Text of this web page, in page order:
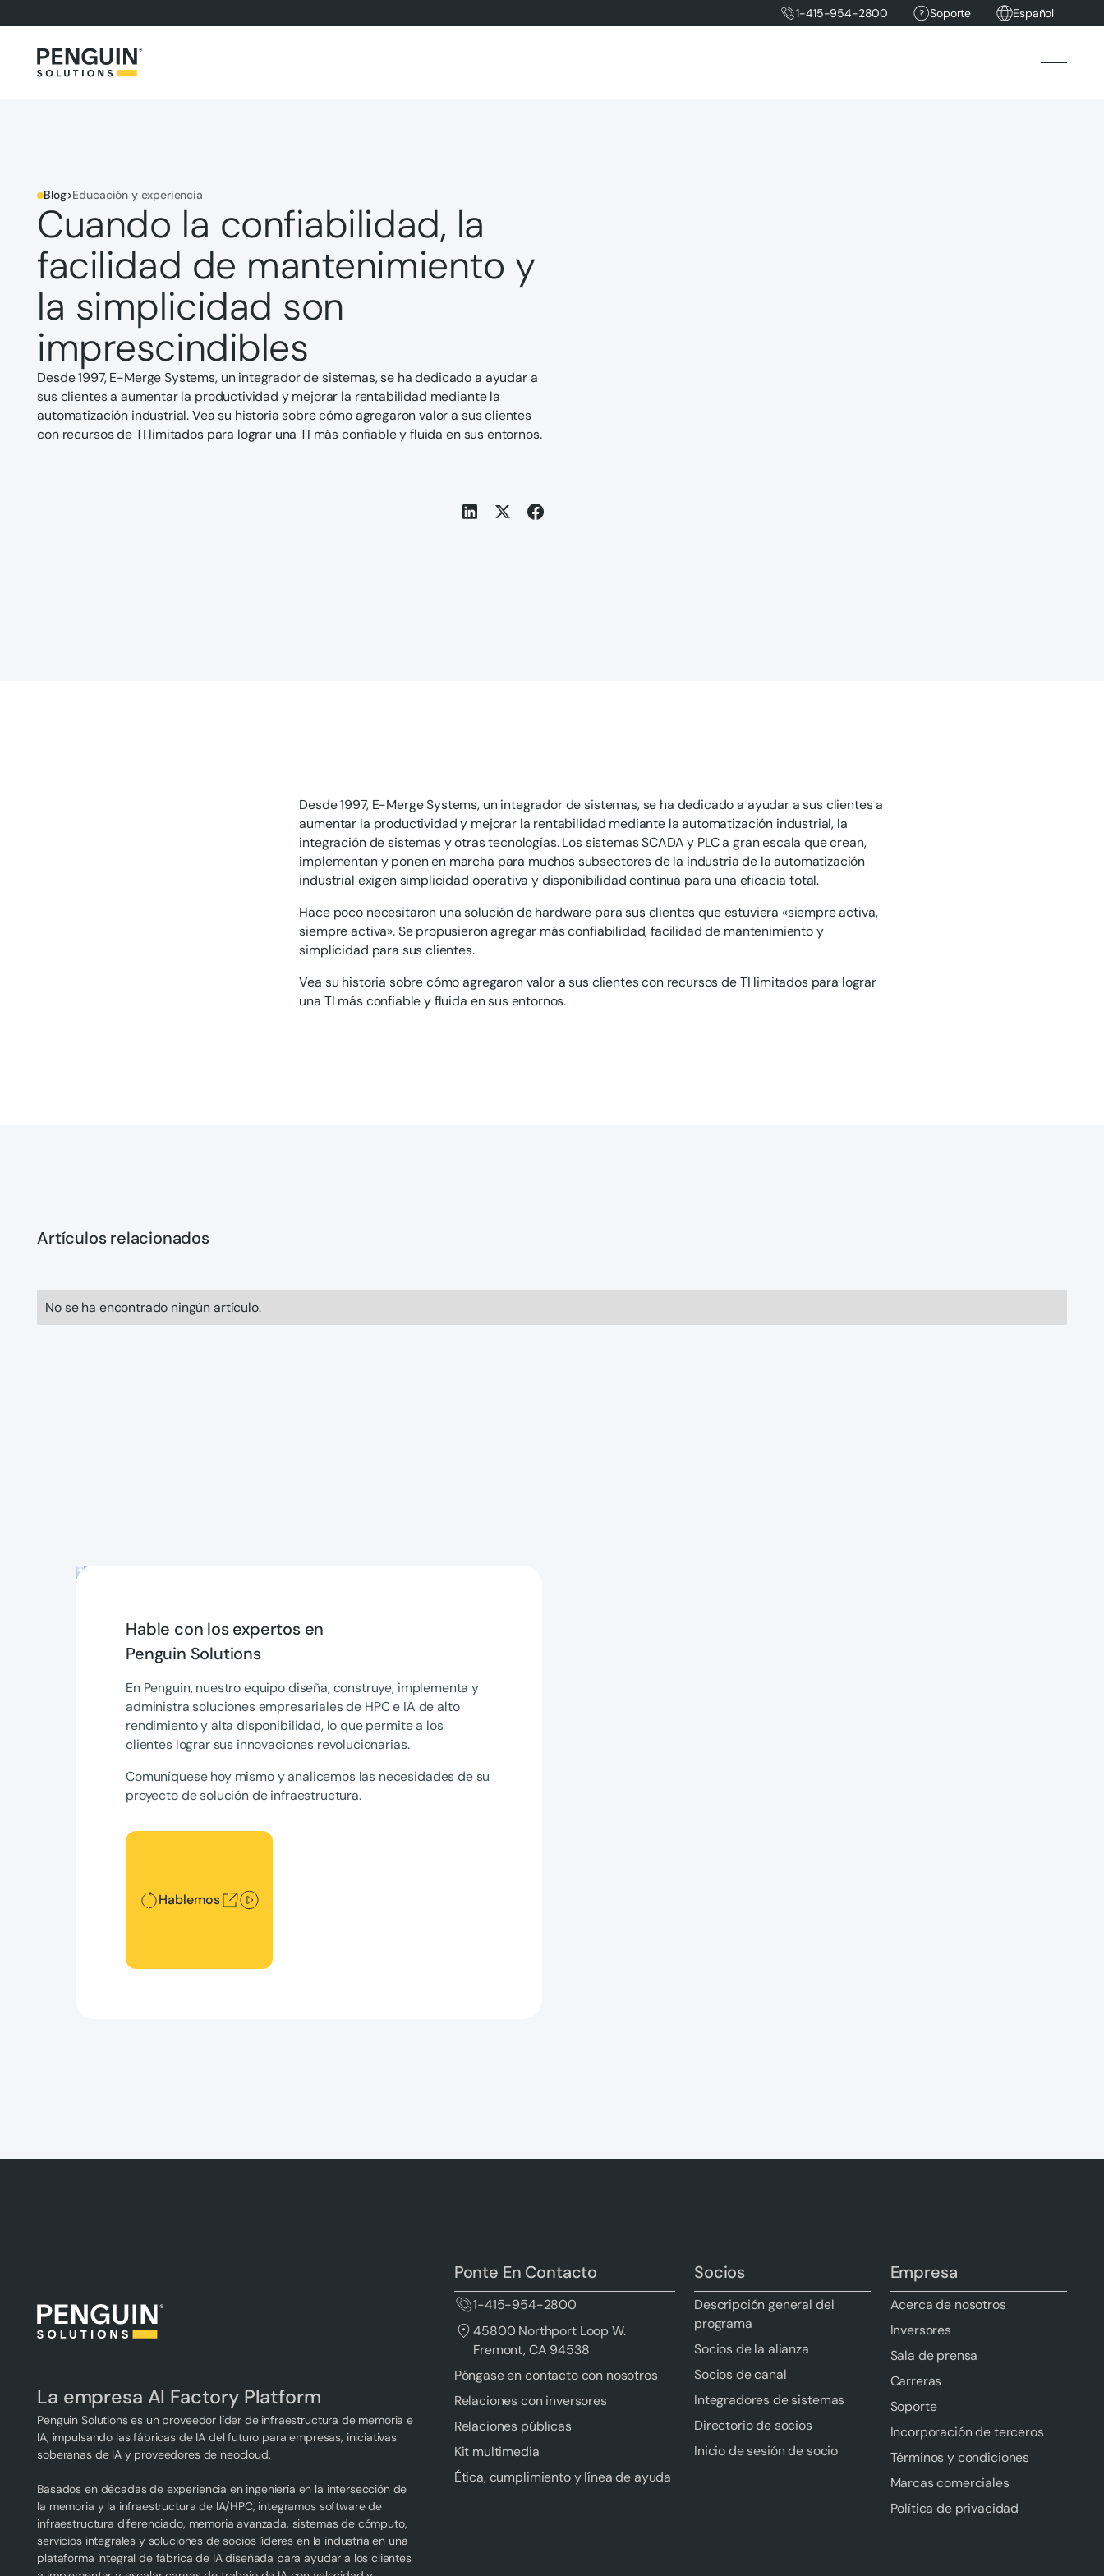
1-415-954-2800 Soporte Español
Blog>Educación y experiencia
Cuando la confiabilidad, la
facilidad de mantenimiento y
la simplicidad son
imprescindibles
Desde 1997, E-Merge Systems, un integrador de sistemas, se ha dedicado a ayudar a
sus clientes a aumentar la productividad y mejorar la rentabilidad mediante la
automatización industrial. Vea su historia sobre cómo agregaron valor a sus clientes
con recursos de TI limitados para lograr una TI más confiable y fluida en sus entornos.
Desde 1997, E-Merge Systems, un integrador de sistemas, se ha dedicado a ayudar a sus clientes a
aumentar la productividad y mejorar la rentabilidad mediante la automatización industrial, la
integración de sistemas y otras tecnologías. Los sistemas SCADA y PLC a gran escala que crean,
implementan y ponen en marcha para muchos subsectores de la industria de la automatización
industrial exigen simplicidad operativa y disponibilidad continua para una eficacia total.
Hace poco necesitaron una solución de hardware para sus clientes que estuviera «siempre activa,
siempre activa». Se propusieron agregar más confiabilidad, facilidad de mantenimiento y
simplicidad para sus clientes.
Vea su historia sobre cómo agregaron valor a sus clientes con recursos de TI limitados para lograr
una TI más confiable y fluida en sus entornos.
Artículos relacionados
No se ha encontrado ningún artículo.
Hable con los expertos en
Penguin Solutions
En Penguin, nuestro equipo diseña, construye, implementa y
administra soluciones empresariales de HPC e IA de alto
rendimiento y alta disponibilidad, lo que permite a los
clientes lograr sus innovaciones revolucionarias.
Comuníquese hoy mismo y analicemos las necesidades de su
proyecto de solución de infraestructura.
Hablemos
Hablemos
La empresa AI Factory Platform
Penguin Solutions es un proveedor líder de infraestructura de memoria e
IA, impulsando las fábricas de IA del futuro para empresas, iniciativas
soberanas de IA y proveedores de neocloud.
Basados en décadas de experiencia en ingeniería en la intersección de
la memoria y la infraestructura de IA/HPC, integramos software de
infraestructura diferenciado, memoria avanzada, sistemas de cómputo,
servicios integrales y soluciones de socios líderes en la industria en una
plataforma integral de fábrica de IA diseñada para ayudar a los clientes
Ponte En Contacto
1-415-954-2800
45800 Northport Loop W.
Fremont, CA 94538
Póngase en contacto con nosotros
Relaciones con inversores
Relaciones públicas
Kit multimedia
Ética, cumplimiento y línea de ayuda
Socios
Descripción general del
programa
Socios de la alianza
Socios de canal
Integradores de sistemas
Directorio de socios
Inicio de sesión de socio
Empresa
Acerca de nosotros
Inversores
Sala de prensa
Carreras
Soporte
Incorporación de terceros
Términos y condiciones
Marcas comerciales
Política de privacidad